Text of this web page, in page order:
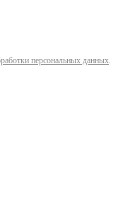
персональных данных.